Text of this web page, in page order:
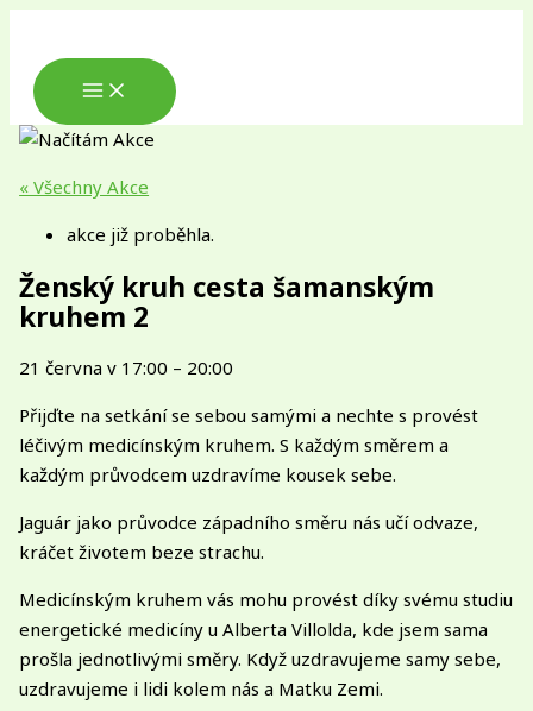
obsah
MAIN
MENU
« Všechny Akce
akce již proběhla.
Ženský kruh cesta šamanským
kruhem 2
21 červnav 17:00 – 20:00
Přijďte na setkání se sebou samými a nechte s provést
léčivým medicínským kruhem. S každým směrem a
každým průvodcem uzdravíme kousek sebe.
Jaguár jako průvodce západního směru nás učí odvaze,
kráčet životem beze strachu.
Medicínským kruhem vás mohu provést díky svému studiu
energetické medicíny u Alberta Villolda, kde jsem sama
prošla jednotlivými směry. Když uzdravujeme samy sebe,
uzdravujeme i lidi kolem nás a Matku Zemi.